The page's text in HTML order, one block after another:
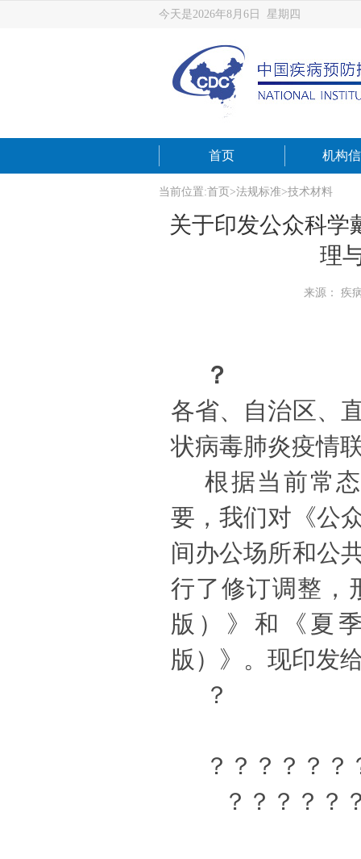
今天是2026年8月6日 星期四
首页 机构
当前位置:首页 >法规标准>技术材料
关于印发公众科学
理
来源： 疾
？
各省、自治区、
状病毒肺炎疫情
根据当前常
要，我们对《公
间办公场所和公
行了修订调整，
版）》和《夏
版）》。现印发
？
？？？？？
？？？？？